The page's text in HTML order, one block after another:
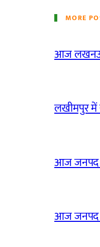
MORE
आज लखनऊ
लखीमपुर में
आज जनपद
आज जनपद